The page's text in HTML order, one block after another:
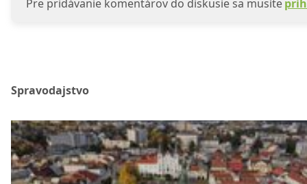
Pre pridávanie komentárov do diskusie sa musíte
Spravodajstvo